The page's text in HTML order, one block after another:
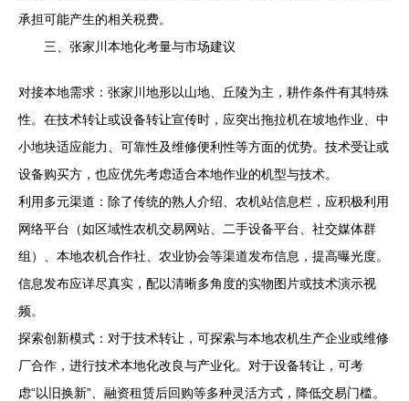
承担可能产生的相关税费。
三、张家川本地化考量与市场建议
对接本地需求：张家川地形以山地、丘陵为主，耕作条件有其特殊
性。在技术转让或设备转让宣传时，应突出拖拉机在坡地作业、中
小地块适应能力、可靠性及维修便利性等方面的优势。技术受让或
设备购买方，也应优先考虑适合本地作业的机型与技术。
利用多元渠道：除了传统的熟人介绍、农机站信息栏，应积极利用
网络平台（如区域性农机交易网站、二手设备平台、社交媒体群
组）、本地农机合作社、农业协会等渠道发布信息，提高曝光度。
信息发布应详尽真实，配以清晰多角度的实物图片或技术演示视
频。
探索创新模式：对于技术转让，可探索与本地农机生产企业或维修
厂合作，进行技术本地化改良与产业化。对于设备转让，可考
虑“以旧换新”、融资租赁后回购等多种灵活方式，降低交易门槛。